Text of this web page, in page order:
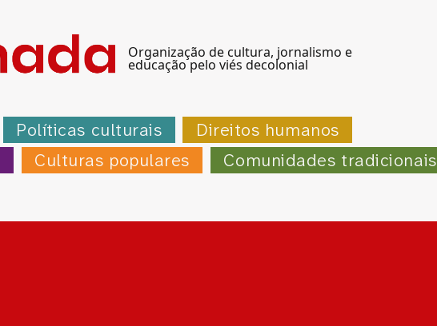
Organização de cultura, jornalismo e
educação pelo viés decolonial
Políticas culturais
Direitos humanos
Culturas populares
Comunidades tradicionais